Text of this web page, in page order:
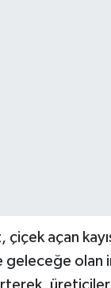
çiçek açan
olan